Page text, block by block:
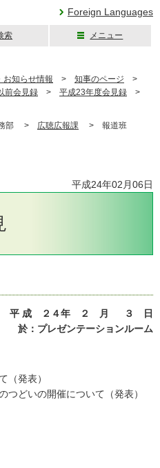
Foreign Languages
索 メニュー
お知らせ情報 > 知事のページ >
前会見録 > 平成23年度会見録 >
部 > 広聴広報課 > 報道班
平成24年02月06日
平 成 ２４年 ２ 月 ３ 日
於：プレゼンテーションルーム
（発表）
つどいの開催について（発表）